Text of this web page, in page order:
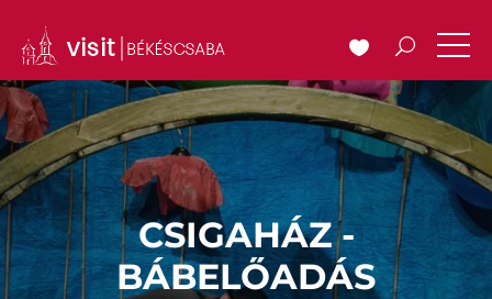
CSIGAHÁZ -
BÁBELŐADÁS